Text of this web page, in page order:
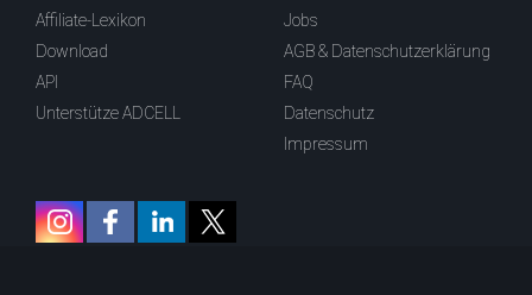
Affiliate-Lexikon
Download
API
Unterstütze ADCELL
Jobs
AGB & Datenschutzerklärung
FAQ
Datenschutz
Impressum